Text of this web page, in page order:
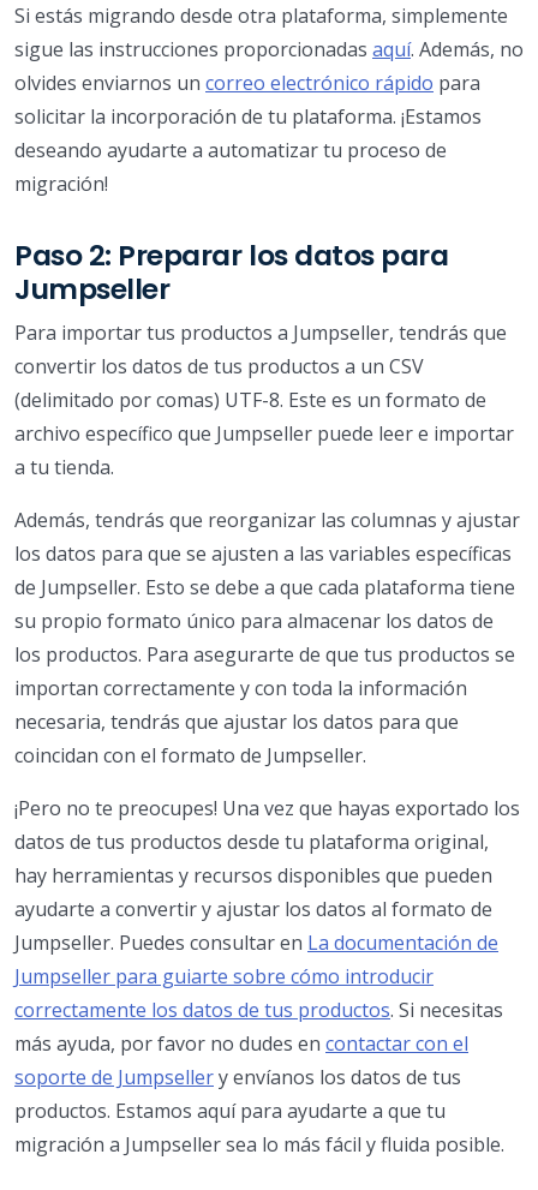
Si estás migrando desde otra plataforma, simplemente
sigue las instrucciones proporcionadas aquí. Además, no
olvides enviarnos un correo electrónico rápido para
solicitar la incorporación de tu plataforma. ¡Estamos
deseando ayudarte a automatizar tu proceso de
migración!
Paso 2: Preparar los datos para
Jumpseller
Para importar tus productos a Jumpseller, tendrás que
convertir los datos de tus productos a un CSV
(delimitado por comas) UTF-8. Este es un formato de
archivo específico que Jumpseller puede leer e importar
a tu tienda.
Además, tendrás que reorganizar las columnas y ajustar
los datos para que se ajusten a las variables específicas
de Jumpseller. Esto se debe a que cada plataforma tiene
su propio formato único para almacenar los datos de
los productos. Para asegurarte de que tus productos se
importan correctamente y con toda la información
necesaria, tendrás que ajustar los datos para que
coincidan con el formato de Jumpseller.
¡Pero no te preocupes! Una vez que hayas exportado los
datos de tus productos desde tu plataforma original,
hay herramientas y recursos disponibles que pueden
ayudarte a convertir y ajustar los datos al formato de
Jumpseller. Puedes consultar en La documentación de
Jumpseller para guiarte sobre cómo introducir
correctamente los datos de tus productos. Si necesitas
más ayuda, por favor no dudes en contactar con el
soporte de Jumpsellery envíanos los datos de tus
productos. Estamos aquí para ayudarte a que tu
migración a Jumpseller sea lo más fácil y fluida posible.